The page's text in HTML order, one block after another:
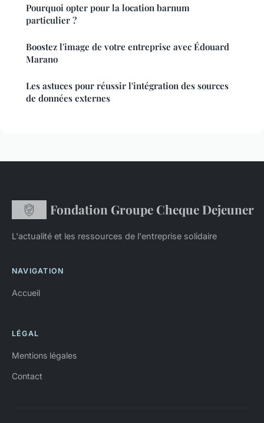
Pourquoi opter pour la location barnum
particulier ?
Boostez l'image de votre entreprise avec Édouard
Marano
Les astuces pour réussir l'intégration des sources
de données externes
Fondation Groupe Cheque Dejeuner
L'actualité et les ressources de l'entreprise solidaire
NAVIGATION
Accueil
LÉGAL
Mentions légales
Contact